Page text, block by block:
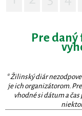
Pre
* Žilinský diár
je ich organizátorom.
vhodné si dátum a